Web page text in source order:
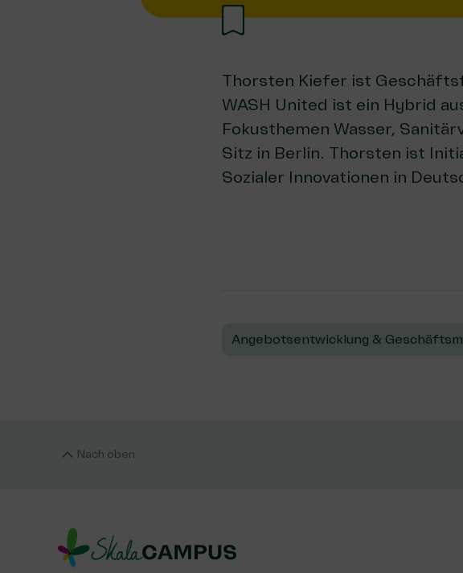
Thorsten Kiefer ist
WASH United ist ein Hybrid
Fokusthemen Wasser,
Sitz in Berlin. Thorsten ist
Sozialer Innovationen in
Angebotsentwicklung &
Nach oben